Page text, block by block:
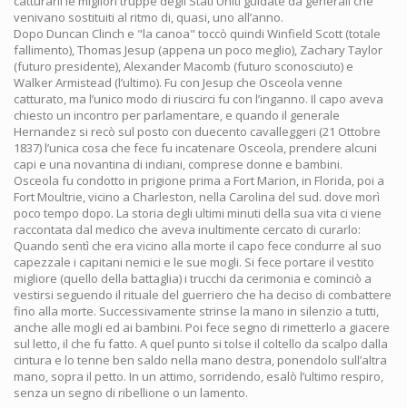
venivano sostituiti al ritmo di, quasi, uno all’anno.
Dopo Duncan Clinch e "la canoa" toccò quindi Winfield Scott (totale
fallimento), Thomas Jesup (appena un poco meglio), Zachary Taylor
(futuro presidente), Alexander Macomb (futuro sconosciuto) e
Walker Armistead (l’ultimo). Fu con Jesup che Osceola venne
catturato, ma l’unico modo di riuscirci fu con l’inganno. Il capo aveva
chiesto un incontro per parlamentare, e quando il generale
Hernandez si recò sul posto con duecento cavalleggeri (21 Ottobre
1837) l’unica cosa che fece fu incatenare Osceola, prendere alcuni
capi e una novantina di indiani, comprese donne e bambini.
Osceola fu condotto in prigione prima a Fort Marion, in Florida, poi a
Fort Moultrie, vicino a Charleston, nella Carolina del sud. dove morì
poco tempo dopo. La storia degli ultimi minuti della sua vita ci viene
raccontata dal medico che aveva inultimente cercato di curarlo:
Quando sentì che era vicino alla morte il capo fece condurre al suo
capezzale i capitani nemici e le sue mogli. Si fece portare il vestito
migliore (quello della battaglia) i trucchi da cerimonia e cominciò a
vestirsi seguendo il rituale del guerriero che ha deciso di combattere
fino alla morte. Successivamente strinse la mano in silenzio a tutti,
anche alle mogli ed ai bambini. Poi fece segno di rimetterlo a giacere
sul letto, il che fu fatto. A quel punto si tolse il coltello da scalpo dalla
cintura e lo tenne ben saldo nella mano destra, ponendolo sull’altra
mano, sopra il petto. In un attimo, sorridendo, esalò l’ultimo respiro,
senza un segno di ribellione o un lamento.